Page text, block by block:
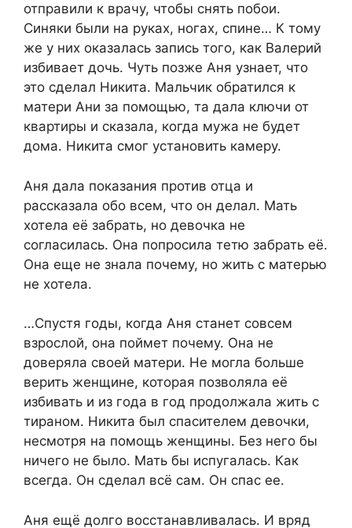
отправили к врачу, чтобы снять побои.
Синяки были на руках, ногах, спине… К тому
же у них оказалась запись того, как Валерий
избивaет дочь. Чуть позже Аня узнает, что
это сделал Никита. Мальчик обратился к
матери Ани за помощью, та дала ключи от
квартиры и сказала, когда мужа не будет
дома. Никита смог установить камеру.
Аня дала показания против отца и
рассказала обо всем, что он делал. Мать
хотела её забрать, но девочка не
согласилась. Она попросила тетю забрать её.
Она еще не знала почему, но жить с матерью
не хотела.
…Спустя годы, когда Аня станет совсем
взрослой, она поймет почему. Она не
доверяла своей матери. Не могла больше
верить женщине, которая позволяла её
избивать и из года в год продолжала жить с
тираном. Никита был спасителем девочки,
несмотря на помощь женщины. Без него бы
ничего не было. Мать бы испугалась. Как
всегда. Он сделал всё сам. Он спас ее.
Аня ещё долго восстанавливалась. И вряд